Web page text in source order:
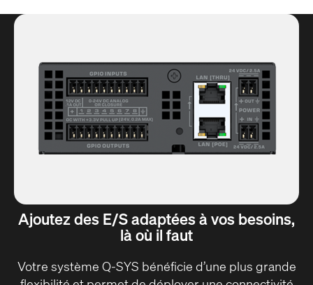
Ajoutez des E/S adaptées à vos besoins,
là où il faut
Votre système Q-SYS bénéficie d’une plus grande